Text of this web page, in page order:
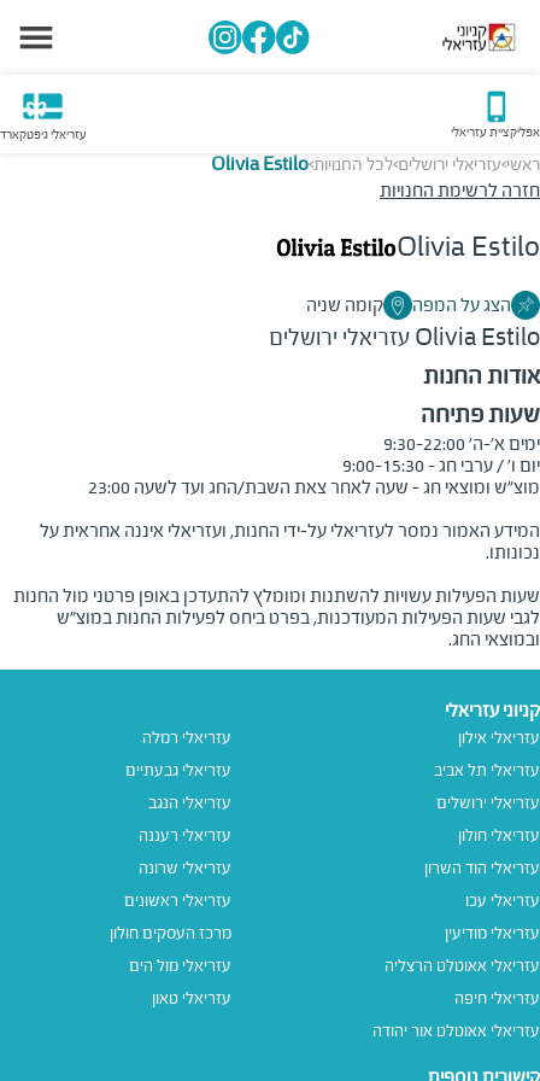
אפליקציית עזריאלי עזריאלי גיפטקארד
ראשי>עזריאלי ירושלים>לכל החנויות>
Olivia Estilo
חזרה לרשימת החנויות
Olivia Estilo
הצג על המפה קומה שניה
Olivia Estilo עזריאלי ירושלים
אודות החנות
שעות פתיחה
המידע האמור נמסר לעזריאלי על-ידי החנות, ועזריאלי איננה אחראית על
שעות הפעילות עשויות להשתנות ומומלץ להתעדכן באופן פרטני מול החנות
לגבי שעות הפעילות המעודכנות, בפרט ביחס לפעילות החנות במוצ"ש
ובמוצאי החג.
קניוני עזריאלי
עזריאלי אילון
עזריאלי תל אביב
עזריאלי ירושלים
עזריאלי חולון
עזריאלי הוד השרון
עזריאלי עכו
עזריאלי מודיעין
עזריאלי אאוטלט הרצליה
עזריאלי חיפה
עזריאלי אאוטלט אור יהודה
עזריאלי רמלה
עזריאלי גבעתיים
עזריאלי הנגב
עזריאלי רעננה
עזריאלי שרונה
עזריאלי ראשונים
מרכז העסקים חולון
עזריאלי מול הים
עזריאלי טאון